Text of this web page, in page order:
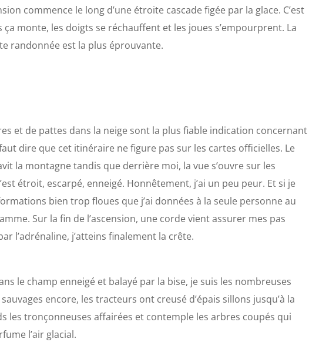
commence le long d’une étroite cascade figée par la glace. C’est
ça monte, les doigts se réchauffent et les joues s’empourprent. La
randonnée est la plus éprouvante.
et de pattes dans la neige sont la plus fiable indication concernant
dire que cet itinéraire ne figure pas sur les cartes officielles. Le
la montagne tandis que derrière moi, la vue s’ouvre sur les
étroit, escarpé, enneigé. Honnêtement, j’ai un peu peur. Et si je
bien trop floues que j’ai données à la seule personne au
Sur la fin de l’ascension, une corde vient assurer mes pas
l’adrénaline, j’atteins finalement la crête.
le champ enneigé et balayé par la bise, je suis les nombreuses
encore, les tracteurs ont creusé d’épais sillons jusqu’à la
les tronçonneuses affairées et contemple les arbres coupés qui
l’air glacial.